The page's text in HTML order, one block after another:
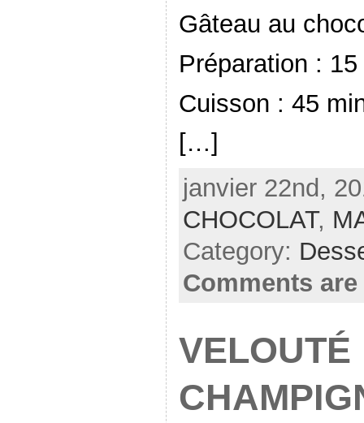
Gâteau au
Préparation :
Cuisson : 45
[…]
janvier 22nd,
CHOCOLAT,
Category:
Comments
VELOUTÉ